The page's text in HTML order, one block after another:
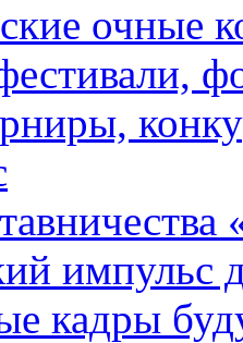
очные
импульс
кадры